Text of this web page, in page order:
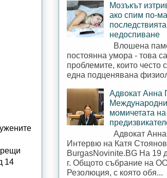
14
Мозъкът
ако спим по-
недоспиване
Влошена
постоянна умора - това
проблемите, които често
една подценявана
Адвокат Анна
момичетата
Адвокат
Интервю на Катя
BurgasNovinite.BG На 19
г. Общото събрание на
Резолюция, с която обя...